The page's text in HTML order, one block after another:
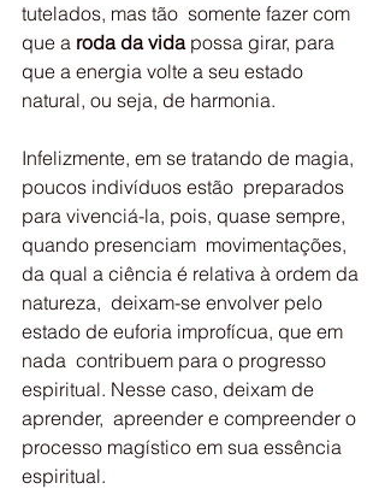
tutelados, mas tão  somente fazer com
que a roda da vida possa girar, para
que a energia volte a seu estado
natural, ou seja, de harmonia.
Infelizmente, em se tratando de magia,
poucos indivíduos estão  preparados
para vivenciá-la, pois, quase sempre,
quando presenciam  movimentações,
da qual a ciência é relativa à ordem da
natureza,  deixam-se envolver pelo
estado de euforia improfícua, que em
nada  contribuem para o progresso
espiritual. Nesse caso, deixam de
aprender,  apreender e compreender o
processo magístico em sua essência
espiritual.